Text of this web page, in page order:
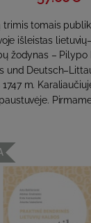
trimis tomais
išleistas
žodynas – Pilypo
und
m.